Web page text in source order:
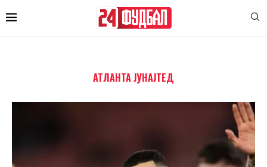
АТЛАНТА ЈУНАЈТЕД